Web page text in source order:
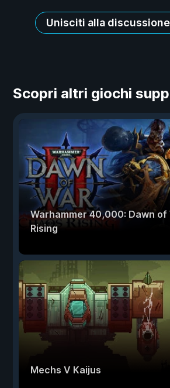
Unisciti alla discussione
Scopri altri giochi
Warhammer 40,000: Dawn of
Rising
Mechs V Kaijus